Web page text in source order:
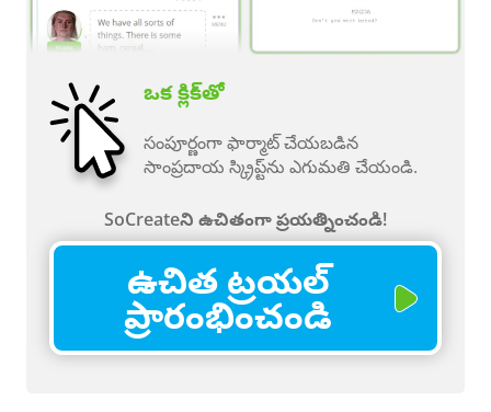
ఒక క్లిక్‌తో
సంపూర్ణంగా ఫార్మాట్ చేయబడిన
సాంప్రదాయ స్క్రిప్ట్‌ను ఎగుమతి చేయండి.
SoCreateని ఉచితంగా ప్రయత్నించండి!
ఉచిత ట్రయల్
ప్రారంభించండి